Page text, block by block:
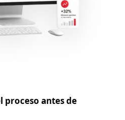
proceso antes de